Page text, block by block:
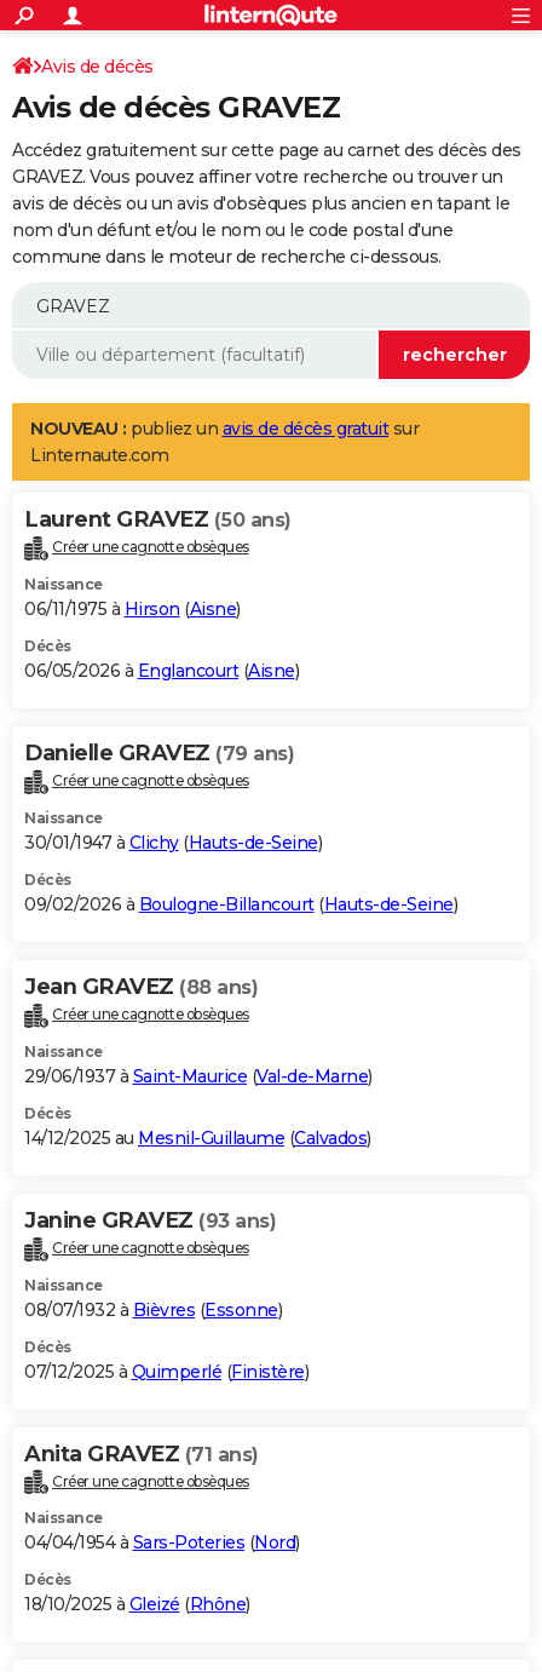
ACTUALITÉS
Politique
Société
Faits Divers
Education
Monde
Villes
+
SPORT
Coupe du monde 2026
Football
Tennis
Cyclisme
Rugby
Forum
Programme TV
TNT
Streaming
Cinéma
Sorties cinéma
Musique
+
FINANCE
Retraite
Epargne
Immobilier
Risques naturels par ville
Banque
Assurance
AUTO
Essais
Réserver un essai
Citadines
Berlines
SUV
Forum auto
+
Mobiles
Meilleur smartphone
Internet
Ordinateurs
Jeux vidéo
Guide high-tech
Aménagement intérieur
LIFESTYLE
Art de vivre
Bien-être
Loisirs
Mode
Modes de vie
Alimentation
Guide de la santé
Maladies
Médicaments
Sommeil
VOYAGE
Destinations
City break
Voyage nature
Voyage de noces
Forum
Climat
+PHOTO
GUIDES D'ACHAT
BONS PLANS
Carte de Noël
Carte Bonne année
Carte Saint-Valentin
Carte Pâques
Carte d'anniversaire
DICTIONNAIRE
Dictionnaire
Biographies
Citations
Expressions
Proverbes
PROGRAMME TV
S'inscrire
Se connecter
Lycées
Collèges
Primaires
Universités
Entreprises
Service militaire
Avis de recherche
AVIS DE DÉCÈS
Bricolage
Lifestyle
Culture
Sport
Auto
Television
Voyage
Cinema
Avis de décès
Avis de décès GRAVEZ
Accédez gratuitement sur cette page au carnet des décès des
GRAVEZ. Vous pouvez affiner votre recherche ou trouver un
avis de décès ou un avis d'obsèques plus ancien en tapant le
nom d'un défunt et/ou le nom ou le code postal d'une
commune dans le moteur de recherche ci-dessous.
NOUVEAU : publiez un avis de décès gratuitsur
Linternaute.com
Laurent GRAVEZ (50 ans)
Créer une cagnotte obsèques
Naissance
06/11/1975 à Hirson (Aisne)
Décès
06/05/2026 à Englancourt(Aisne)
Danielle GRAVEZ (79 ans)
Créer une cagnotte obsèques
Naissance
30/01/1947 à Clichy(Hauts-de-Seine)
Décès
09/02/2026 à Boulogne-Billancourt(Hauts-de-Seine)
Jean GRAVEZ (88 ans)
Créer une cagnotte obsèques
Naissance
29/06/1937 à Saint-Maurice (Val-de-Marne)
Décès
14/12/2025 au Mesnil-Guillaume (Calvados)
Janine GRAVEZ (93 ans)
Créer une cagnotte obsèques
Naissance
08/07/1932 à Bièvres (Essonne)
Décès
07/12/2025 à Quimperlé (Finistère)
Anita GRAVEZ (71 ans)
Créer une cagnotte obsèques
Naissance
04/04/1954 à Sars-Poteries (Nord)
Décès
18/10/2025 à Gleizé (Rhône)